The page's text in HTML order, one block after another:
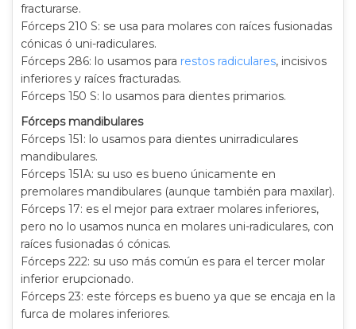
fracturarse.
Fórceps 210 S: se usa para molares con raíces fusionadas
cónicas ó uni-radiculares.
Fórceps 286: lo usamos para restos radiculares, incisivos
inferiores y raíces fracturadas.
Fórceps 150 S: lo usamos para dientes primarios.
Fórceps mandibulares
Fórceps 151: lo usamos para dientes unirradiculares
mandibulares.
Fórceps 151A: su uso es bueno únicamente en
premolares mandibulares (aunque también para maxilar).
Fórceps 17: es el mejor para extraer molares inferiores,
pero no lo usamos nunca en molares uni-radiculares, con
raíces fusionadas ó cónicas.
Fórceps 222: su uso más común es para el tercer molar
inferior erupcionado.
Fórceps 23: este fórceps es bueno ya que se encaja en la
furca de molares inferiores.